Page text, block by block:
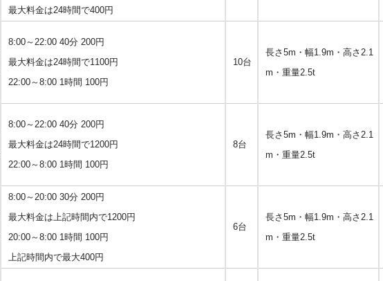
最大料金は24時間で400円
8:00～22:00 40分 200円
最大料金は24時間で1100円
22:00～8:00 1時間 100円
10台
長さ5m・幅1.9m・高さ2.1
m・重量2.5t
8:00～22:00 40分 200円
最大料金は24時間で1200円
22:00～8:00 1時間 100円
8台
長さ5m・幅1.9m・高さ2.1
m・重量2.5t
8:00～20:00 30分 200円
最大料金は上記時間内で1200円
20:00～8:00 1時間 100円
上記時間内で最大400円
6台
長さ5m・幅1.9m・高さ2.1
m・重量2.5t